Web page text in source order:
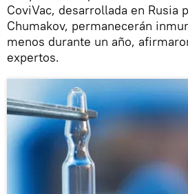
CoviVac, desarrollada en Rusia
Chumakov, permanecerán
menos durante un año,
expertos.